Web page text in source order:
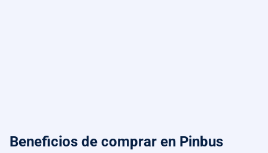
Beneficios de comprar en Pinbus